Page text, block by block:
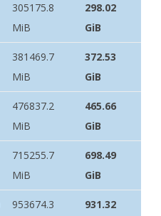
305175.8
MiB
298.02
GiB
381469.7
MiB
372.53
GiB
476837.2
MiB
465.66
GiB
715255.7
MiB
698.49
GiB
953674.3
931.32